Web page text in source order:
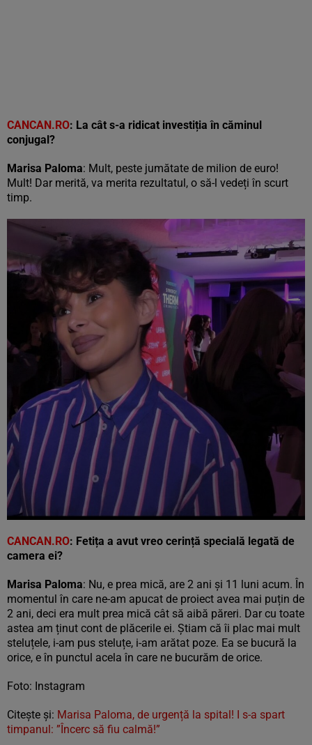
CANCAN.RO: La cât s-a ridicat investiția în căminul
conjugal?
Marisa Paloma: Mult, peste jumătate de milion de euro!
Mult! Dar merită, va merita rezultatul, o să-l vedeți în scurt
timp.
CANCAN.RO: Fetița a avut vreo cerință specială legată de
camera ei?
Marisa Paloma: Nu, e prea mică, are 2 ani și 11 luni acum. În
momentul în care ne-am apucat de proiect avea mai puțin de
2 ani, deci era mult prea mică cât să aibă păreri. Dar cu toate
astea am ținut cont de plăcerile ei. Știam că îi plac mai mult
steluțele, i-am pus steluțe, i-am arătat poze. Ea se bucură la
orice, e în punctul acela în care ne bucurăm de orice.
Foto: Instagram
Citește și: Marisa Paloma, de urgență la spital! I s-a spart
timpanul: ”Încerc să fiu calmă!”